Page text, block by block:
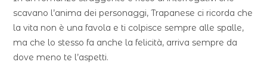
scavano l’anima dei personaggi, Trapanese ci ricorda che
la vita non è una favola e ti colpisce sempre alle spalle,
ma che lo stesso fa anche la felicità, arriva sempre da
dove meno te l’aspetti.